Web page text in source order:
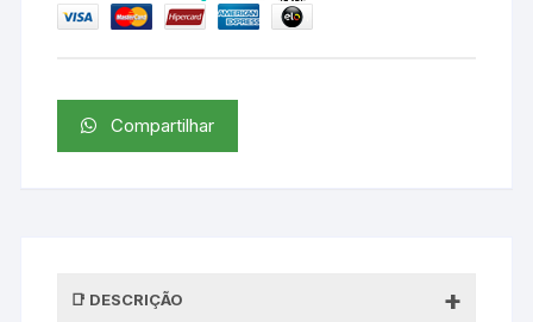
Compartilhar
DESCRIÇÃO